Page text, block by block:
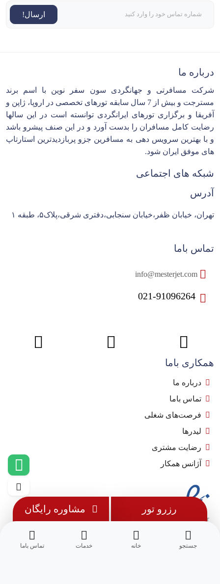
جستجو خانه خدمات تماس باما
رزرو تور مشاوره رایگان
ارسال!
درباره ما
شرکت مسافرتی و جهانگردی سون سفر نوین با اسم برند
مسترجت و بیش از 7 سال سابقه تورهای تخصصی در اروپا، ژاپن و
آفریقا و برگزاری تورهای ایرانگردی توانسته است در این سالها
رضایت کامل مسافران را بدست آورد و در این صنف پیشرو باشد
و با بهترین سرویس دهی به مسافرین جزو پربازدیدترین استارتاپ
های موفق ایران شود.
شبکه های اجتماعی
آدرس
تهران، خیابان ظفر،خیابان سنجابی،دفتری شرقی،پلاک۵، طبقه ۱
تماس باما
021-91096264
همکاری باما
درباره ما
تماس باما
فرصت‌های شغلی
لیدرها
رضایت مشتری
آژانس همکار